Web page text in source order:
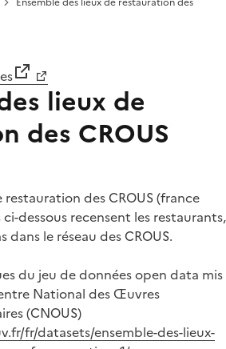
lieux de
des CROUS
restauration des CROUS (france
dessous recensent les restaurants,
dans le réseau des CROUS.
du jeu de données open data mis
National des Œuvres
(CNOUS)
fr/datasets/ensemble-des-lieux-